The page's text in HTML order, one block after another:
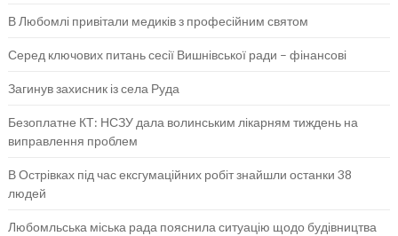
В Любомлі привітали медиків з професійним святом
Серед ключових питань сесії Вишнівської ради – фінансові
Загинув захисник із села Руда
Безоплатне КТ: НСЗУ дала волинським лікарням тиждень на
виправлення проблем
В Острівках під час ексгумаційних робіт знайшли останки 38
людей
Любомльська міська рада пояснила ситуацію щодо будівництва